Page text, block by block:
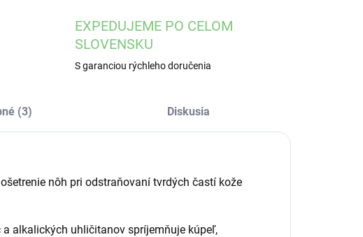
EXPEDUJEME PO CELOM
SLOVENSKU
S garanciou rýchleho doručenia
(3) Diskusia
nôh pri odstraňovaní tvrdých častí kože
alkalických uhličitanov spríjemňuje kúpeľ,